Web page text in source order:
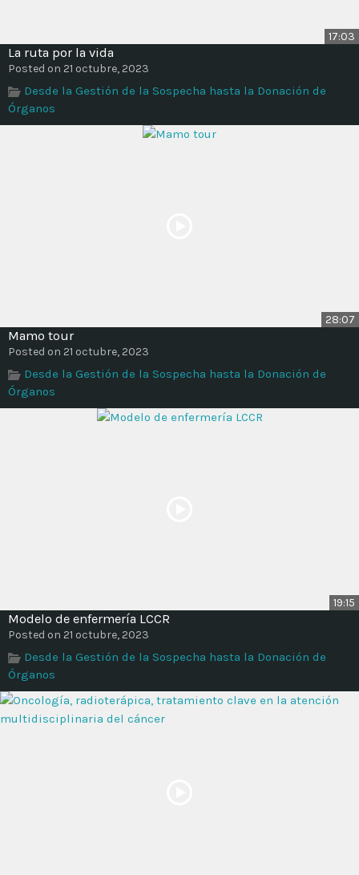
17:03
La ruta por la vida
Posted on 21 octubre, 2023
Desde la Gestión de la Sospecha hasta la Donación de
Órganos
28:07
Mamo tour
Posted on 21 octubre, 2023
Desde la Gestión de la Sospecha hasta la Donación de
Órganos
19:15
Modelo de enfermería LCCR
Posted on 21 octubre, 2023
Desde la Gestión de la Sospecha hasta la Donación de
Órganos